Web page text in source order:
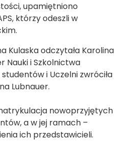
upamiętniono
którzy odeszli w
Kulaska odczytała Karolina
Nauki i Szkolnictwa
i Uczelni zwróciła
Lubnauer.
nowoprzyjętych
a w jej ramach –
ich przedstawicieli.